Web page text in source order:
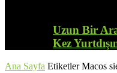
Uzun Bir
Kez
Ana Sayfa Etiketler Macos